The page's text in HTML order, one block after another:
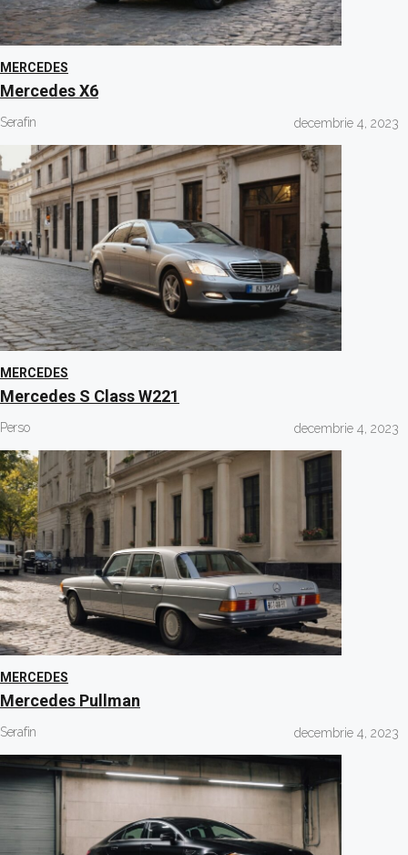
MERCEDES
Mercedes X6
Serafin decembrie 4, 2023
MERCEDES
Mercedes S Class W221
Perso decembrie 4, 2023
MERCEDES
Mercedes Pullman
Serafin decembrie 4, 2023